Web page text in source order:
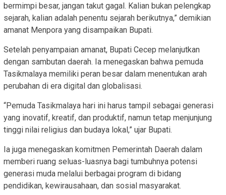
bermimpi besar, jangan takut gagal. Kalian bukan pelengkap
sejarah, kalian adalah penentu sejarah berikutnya,” demikian
amanat Menpora yang disampaikan Bupati.
Setelah penyampaian amanat, Bupati Cecep melanjutkan
dengan sambutan daerah. Ia menegaskan bahwa pemuda
Tasikmalaya memiliki peran besar dalam menentukan arah
perubahan di era digital dan globalisasi.
“Pemuda Tasikmalaya hari ini harus tampil sebagai generasi
yang inovatif, kreatif, dan produktif, namun tetap menjunjung
tinggi nilai religius dan budaya lokal,” ujar Bupati.
Ia juga menegaskan komitmen Pemerintah Daerah dalam
memberi ruang seluas-luasnya bagi tumbuhnya potensi
generasi muda melalui berbagai program di bidang
pendidikan, kewirausahaan, dan sosial masyarakat.